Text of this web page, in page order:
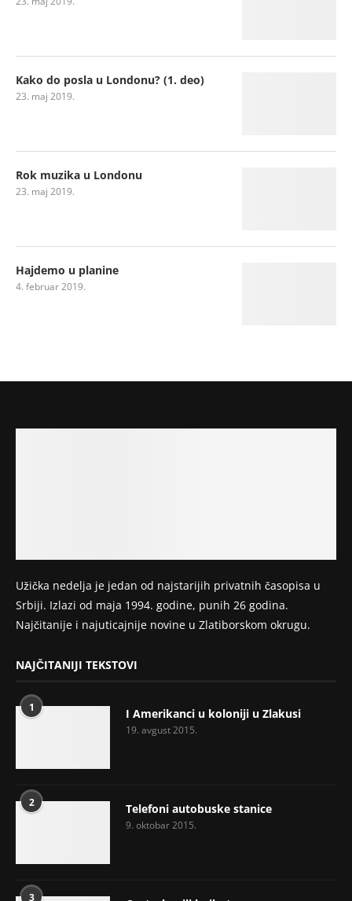
Kako do posla u Londonu? (1. deo)
23. maj 2019.
Rok muzika u Londonu
23. maj 2019.
Hajdemo u planine
4. februar 2019.
Užička nedelja je jedan od najstarijih privatnih časopisa u
Srbiji. Izlazi od maja 1994. godine, punih 26 godina.
Najčitanije i najuticajnije novine u Zlatiborskom okrugu.
NAJČITANIJI TEKSTOVI
1 I Amerikanci u koloniji u Zlakusi
19. avgust 2015.
2 Telefoni autobuske stanice
9. oktobar 2015.
3